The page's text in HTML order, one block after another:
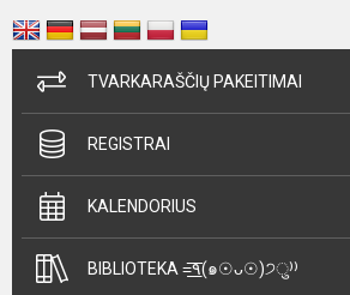
TVARKARAŠČIŲ PAKEITIMAI
REGISTRAI
KALENDORIUS
BIBLIOTEKA =͟͟͞͞٩(๑☉ᴗ☉)੭ु⁾⁾